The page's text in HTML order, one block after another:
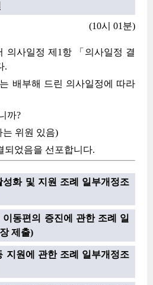
(10시 01분)
의사일정 제1항 「의사일정 결
.
배부해 드린 의사일정에 따라
까?
위원 있음)
되었음을 선포합니다.
화 및 지원 조례 일부개정조
동편의 증진에 관한 조례 일
제출)
지원에 관한 조례 일부개정조